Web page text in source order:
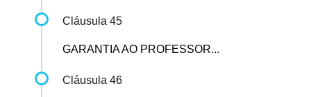
Cláusula 45
GARANTIA AO PROFESSOR...
Cláusula 46